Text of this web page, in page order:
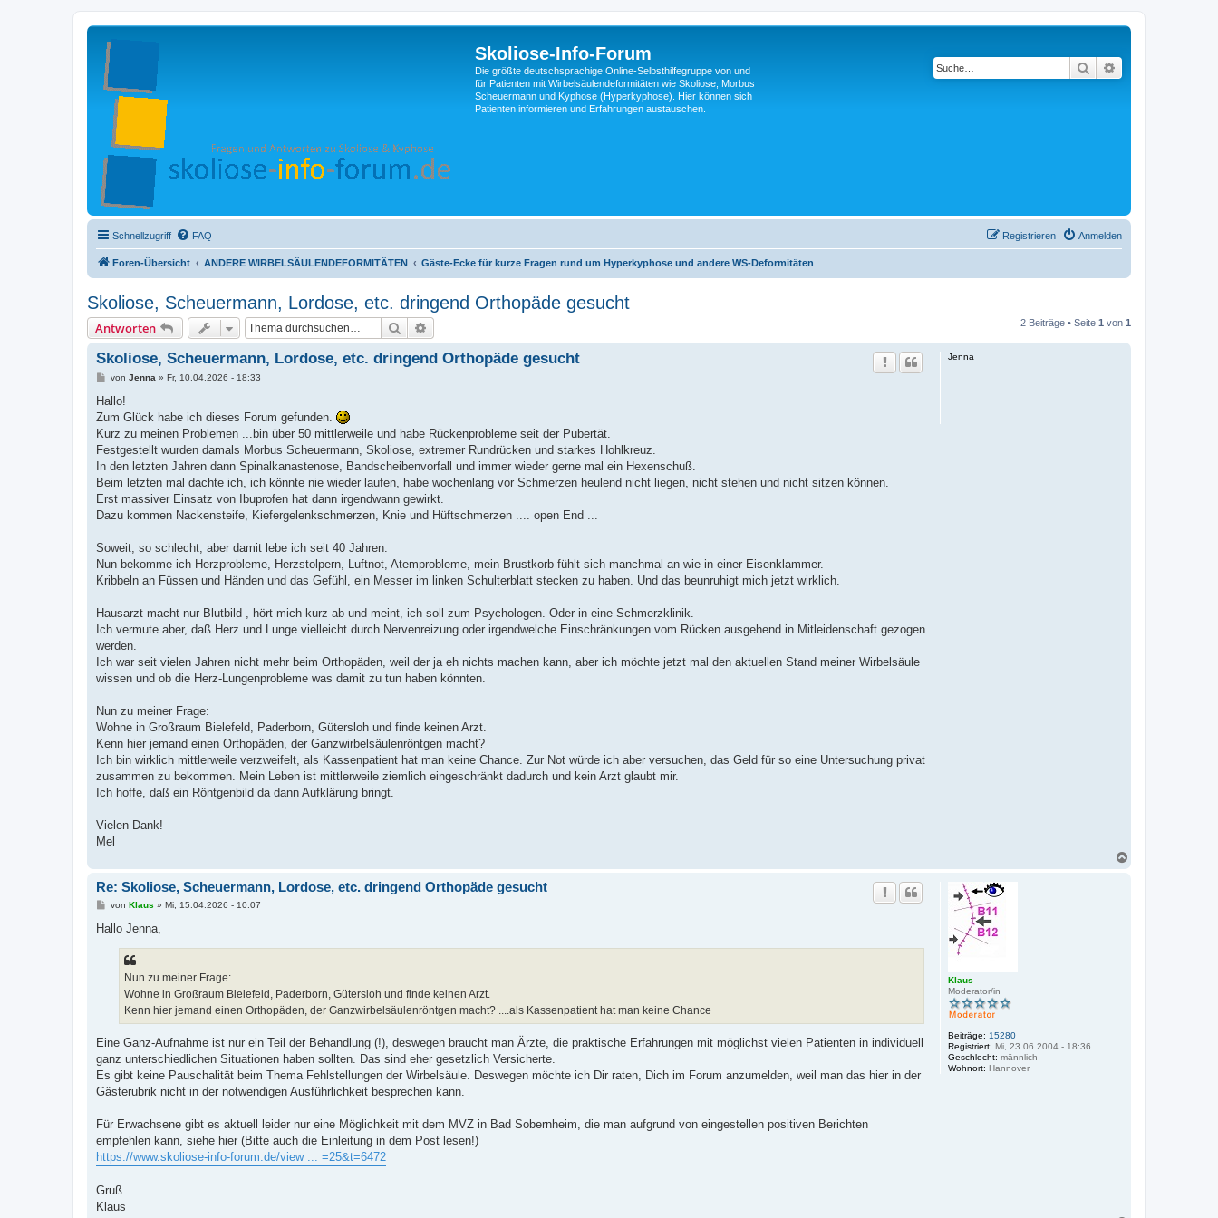
Skoliose-Info-Forum
Die größte deutschsprachige Online-Selbsthilfegruppe von und
für Patienten mit Wirbelsäulendeformitäten wie Skoliose, Morbus
Scheuermann und Kyphose (Hyperkyphose). Hier können sich
Patienten informieren und Erfahrungen austauschen.
Suche
Schnellzugriff FAQ Anmelden
Registrieren
Foren-Übersicht ANDERE WIRBELSÄULENDEFORMITÄTEN Gäste-Ecke für kurze Fragen rund um Hyperkyphose und andere WS-Deformitäten
Skoliose, Scheuermann, Lordose, etc. dringend Orthopäde gesucht
Antworten Suche 2 Beiträge • Seite 1 von 1
Jenna
Skoliose, Scheuermann, Lordose, etc. dringend Orthopäde gesucht
B
i
r
a
von Jenna » Fr, 10.04.2026 - 18:33
Hallo!
Zum Glück habe ich dieses Forum gefunden.
Kurz zu meinen Problemen ...bin über 50 mittlerweile und habe Rückenprobleme seit der Pubertät.
Festgestellt wurden damals Morbus Scheuermann, Skoliose, extremer Rundrücken und starkes Hohlkreuz.
In den letzten Jahren dann Spinalkanastenose, Bandscheibenvorfall und immer wieder gerne mal ein Hexenschuß.
Beim letzten mal dachte ich, ich könnte nie wieder laufen, habe wochenlang vor Schmerzen heulend nicht liegen, nicht stehen und nicht sitzen können.
Erst massiver Einsatz von Ibuprofen hat dann irgendwann gewirkt.
Dazu kommen Nackensteife, Kiefergelenkschmerzen, Knie und Hüftschmerzen .... open End ...
Soweit, so schlecht, aber damit lebe ich seit 40 Jahren.
Nun bekomme ich Herzprobleme, Herzstolpern, Luftnot, Atemprobleme, mein Brustkorb fühlt sich manchmal an wie in einer Eisenklammer.
Kribbeln an Füssen und Händen und das Gefühl, ein Messer im linken Schulterblatt stecken zu haben. Und das beunruhigt mich jetzt wirklich.
Hausarzt macht nur Blutbild , hört mich kurz ab und meint, ich soll zum Psychologen. Oder in eine Schmerzklinik.
Ich vermute aber, daß Herz und Lunge vielleicht durch Nervenreizung oder irgendwelche Einschränkungen vom Rücken ausgehend in Mitleidenschaft gezogen
werden.
Ich war seit vielen Jahren nicht mehr beim Orthopäden, weil der ja eh nichts machen kann, aber ich möchte jetzt mal den aktuellen Stand meiner Wirbelsäule
wissen und ob die Herz-Lungenprobleme was damit zu tun haben könnten.
Nun zu meiner Frage:
Wohne in Großraum Bielefeld, Paderborn, Gütersloh und finde keinen Arzt.
Kenn hier jemand einen Orthopäden, der Ganzwirbelsäulenröntgen macht?
Ich bin wirklich mittlerweile verzweifelt, als Kassenpatient hat man keine Chance. Zur Not würde ich aber versuchen, das Geld für so eine Untersuchung privat
zusammen zu bekommen. Mein Leben ist mittlerweile ziemlich eingeschränkt dadurch und kein Arzt glaubt mir.
Ich hoffe, daß ein Röntgenbild da dann Aufklärung bringt.
Vielen Dank!
Mel
Klaus
Moderator/in
Beiträge: 15280
Registriert: Mi, 23.06.2004 - 18:36
Geschlecht: männlich
Wohnort: Hannover
Re: Skoliose, Scheuermann, Lordose, etc. dringend Orthopäde gesucht
B
i
von Klaus » Mi, 15.04.2026 - 10:07
Hallo Jenna,
Nun zu meiner Frage:
Wohne in Großraum Bielefeld, Paderborn, Gütersloh und finde keinen Arzt.
Kenn hier jemand einen Orthopäden, der Ganzwirbelsäulenröntgen macht? ....als Kassenpatient hat man keine Chance
Eine Ganz-Aufnahme ist nur ein Teil der Behandlung (!), deswegen braucht man Ärzte, die praktische Erfahrungen mit möglichst vielen Patienten in individuell
ganz unterschiedlichen Situationen haben sollten. Das sind eher gesetzlich Versicherte.
Es gibt keine Pauschalität beim Thema Fehlstellungen der Wirbelsäule. Deswegen möchte ich Dir raten, Dich im Forum anzumelden, weil man das hier in der
Gästerubrik nicht in der notwendigen Ausführlichkeit besprechen kann.
Für Erwachsene gibt es aktuell leider nur eine Möglichkeit mit dem MVZ in Bad Sobernheim, die man aufgrund von eingestellen positiven Berichten
empfehlen kann, siehe hier (Bitte auch die Einleitung in dem Post lesen!)
https://www.skoliose-info-forum.de/view ... =25&t=6472
Gruß
Klaus